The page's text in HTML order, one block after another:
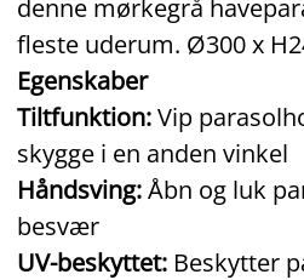
denne mørkegrå
fleste uderum. Ø300 x
Egenskaber
Tiltfunktion:Vip
skygge i en anden vinkel
Håndsving:Åbn og luk
besvær
UV-beskyttet: Beskytter